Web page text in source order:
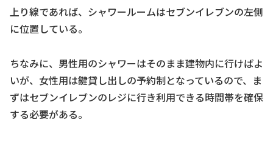
上り線であれば、シャワールームはセブンイレブンの左側
に位置している。
ちなみに、男性用のシャワーはそのまま建物内に行けばよ
いが、女性用は鍵貸し出しの予約制となっているので、ま
ずはセブンイレブンのレジに行き利用できる時間帯を確保
する必要がある。